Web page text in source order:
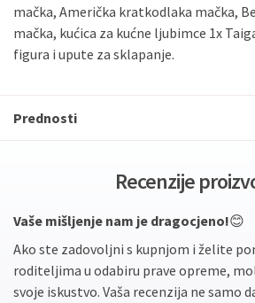
mačka, Američka kratkodlaka mačka,
mačka, kućica za kućne ljubimce 1x
figura i upute za sklapanje.
Prednosti
Recenzije
Vaše mišljenje nam je dragocjeno!😊
Ako ste zadovoljni s kupnjom i želite
roditeljima u odabiru prave opreme,
svoje iskustvo. Vaša recenzija ne samo